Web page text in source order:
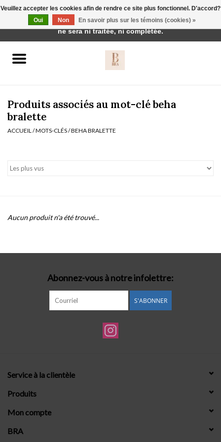
vêtements de nuit
Badmode
Produits associés au mot-clé beha
bralette
ACCUEIL /MOTS-CLÉS/BEHA BRALETTE
Aucun produit n'a été trouvé...
Abonnez-vous à notre infolettre:
S'ABONNER
Service à la clientèle
Produits
Mon compte
BRA
Veuillez accepter les cookies afin de rendre ce site plus fonctionnel. D'accord?
Oui
Non En savoir plus sur les témoins (cookies) »
Cette boutique est en construction. Toute commande passée
ne sera ni traitée, ni complétée.